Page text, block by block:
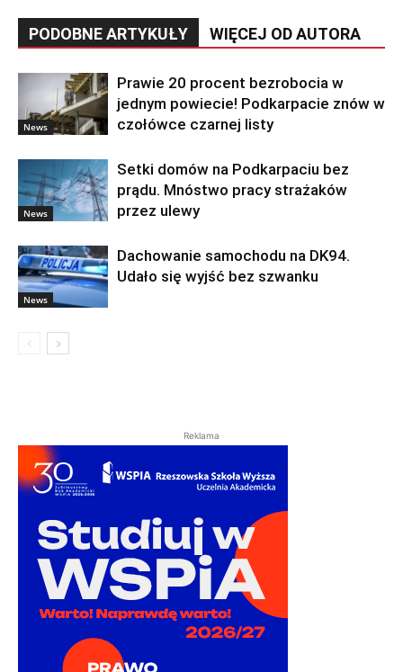
PODOBNE ARTYKUŁY WIĘCEJ OD AUTORA
News
Prawie 20 procent bezrobocia w
jednym powiecie! Podkarpacie znów w
czołówce czarnej listy
News
Setki domów na Podkarpaciu bez
prądu. Mnóstwo pracy strażaków
przez ulewy
News
Dachowanie samochodu na DK94.
Udało się wyjść bez szwanku
Reklama